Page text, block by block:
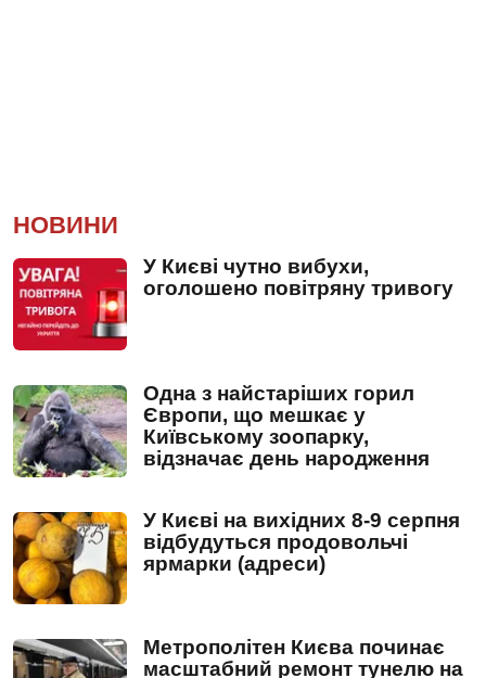
НОВИНИ
У Києві чутно вибухи,
оголошено повітряну тривогу
Одна з найстаріших горил
Європи, що мешкає у
Київському зоопарку,
відзначає день народження
У Києві на вихідних 8-9 серпня
відбудуться продовольчі
ярмарки (адреси)
Метрополітен Києва починає
масштабний ремонт тунелю на